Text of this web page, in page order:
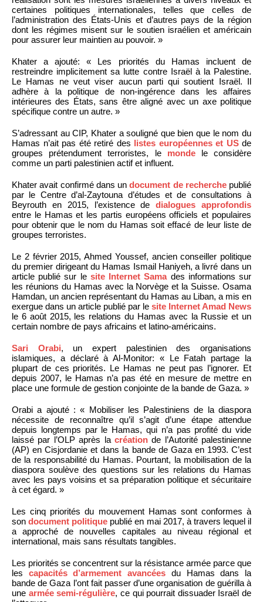
certaines politiques internationales, telles que celles de
l’administration des États-Unis et d’autres pays de la région
dont les régimes misent sur le soutien israélien et américain
pour assurer leur maintien au pouvoir. »
Khater a ajouté: « Les priorités du Hamas incluent de
restreindre implicitement sa lutte contre Israël à la Palestine.
Le Hamas ne veut viser aucun parti qui soutient Israël. Il
adhère à la politique de non-ingérence dans les affaires
intérieures des États, sans être aligné avec un axe politique
spécifique contre un autre. »
S’adressant au CIP, Khater a souligné que bien que le nom du
Hamas n’ait pas été retiré des listes européennes et USde
groupes prétendument terroristes, le mondele considère
comme un parti palestinien actif et influent.
Khater avait confirmé dans undocument de recherchepublié
par le Centre d’al-Zaytouna d’études et de consultations à
Beyrouth en 2015, l’existence dedialogues approfondis
entre le Hamas et les partis européens officiels et populaires
pour obtenir que le nom du Hamas soit effacé de leur liste de
groupes terroristes.
Le 2 février 2015, Ahmed Youssef, ancien conseiller politique
du premier dirigeant du Hamas Ismail Haniyeh, a livré dans un
article publié sur le site Internet Samades informations sur
les réunions du Hamas avec la Norvège et la Suisse. Osama
Hamdan, un ancien représentant du Hamas au Liban, a mis en
exergue dans un article publié par le site Internet Amad News
le 6 août 2015, les relations du Hamas avec la Russie et un
certain nombre de pays africains et latino-américains.
Sari Orabi, un expert palestinien des organisations
islamiques, a déclaré à Al-Monitor: « Le Fatah partage la
plupart de ces priorités. Le Hamas ne peut pas l’ignorer. Et
depuis 2007, le Hamas n’a pas été en mesure de mettre en
place une formule de gestion conjointe de la bande de Gaza. »
Orabi a ajouté : « Mobiliser les Palestiniens de la diaspora
nécessite de reconnaître qu’il s’agit d’une étape attendue
depuis longtemps par le Hamas, qui n’a pas profité du vide
laissé par l’OLP après la créationde l’Autorité palestinienne
(AP) en Cisjordanie et dans la bande de Gaza en 1993. C’est
de la responsabilité du Hamas. Pourtant, la mobilisation de la
diaspora soulève des questions sur les relations du Hamas
avec les pays voisins et sa préparation politique et sécuritaire
à cet égard. »
Les cinq priorités du mouvement Hamas sont conformes à
sondocument politique publié en mai 2017, à travers lequel il
a approché de nouvelles capitales au niveau régional et
international, mais sans résultats tangibles.
Les priorités se concentrent sur la résistance armée parce que
les capacités d’armement avancées du Hamas dans la
bande de Gaza l’ont fait passer d’une organisation de guérilla à
une armée semi-régulière, ce qui pourrait dissuader Israël de